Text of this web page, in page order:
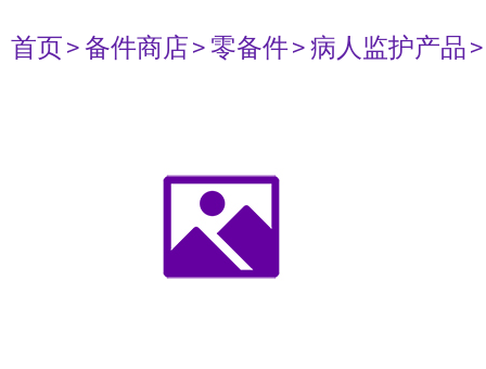
首页> 备件商店> 零备件> 病人监护产品